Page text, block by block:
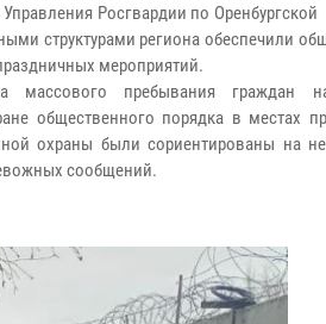
Росгвардии по Оренбургской
структурами региона обеспечили
мероприятий.
массового пребывания граждан
общественного порядка в местах
охраны были сориентированы на
сообщений.